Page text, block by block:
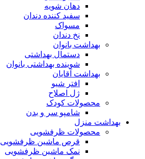
دهان شویه
سفید کننده دندان
مسواک
نخ دندان
بهداشت بانوان
دستمال بهداشتی
شوینده بهداشتی بانوان
بهداشت آقایان
افتر شیو
ژل اصلاح
محصولات کودک
شامپو سر و بدن
بهداشت منزل
محصولات ظرفشویی
قرص ماشین ظرفشویی
نمک ماشین ظرفشویی